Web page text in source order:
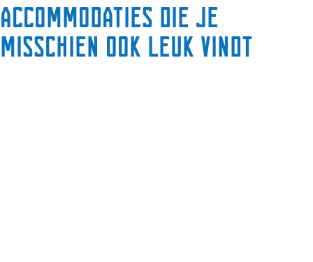
Accommodaties die je
misschien ook leuk vindt